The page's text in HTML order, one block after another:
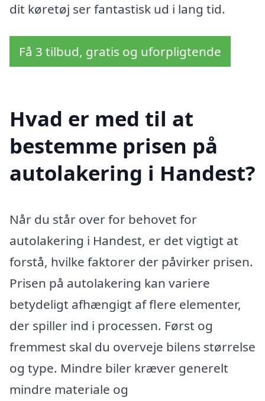
dit køretøj ser fantastisk ud i lang tid.
Få 3 tilbud, gratis og uforpligtende
Hvad er med til at
bestemme prisen på
autolakering i Handest?
Når du står over for behovet for
autolakering i Handest, er det vigtigt at
forstå, hvilke faktorer der påvirker prisen.
Prisen på autolakering kan variere
betydeligt afhængigt af flere elementer,
der spiller ind i processen. Først og
fremmest skal du overveje bilens størrelse
og type. Mindre biler kræver generelt
mindre materiale og